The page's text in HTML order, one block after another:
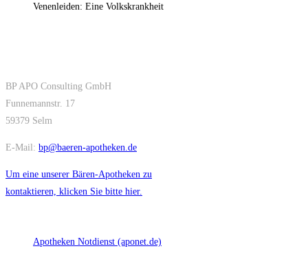
Venenleiden: Eine Volkskrankheit
BP APO Consulting GmbH
Funnemannstr. 17
59379 Selm
E-Mail: bp@baeren-apotheken.de
Um eine unserer Bären-Apotheken zu
kontaktieren, klicken Sie bitte hier.
Apotheken Notdienst (aponet.de)